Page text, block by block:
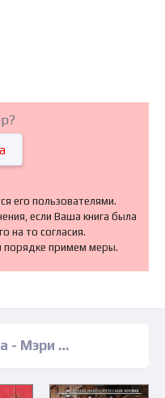
его пользователями.
если Ваша книга была
на то согласия.
порядке примем меры.
полные версии